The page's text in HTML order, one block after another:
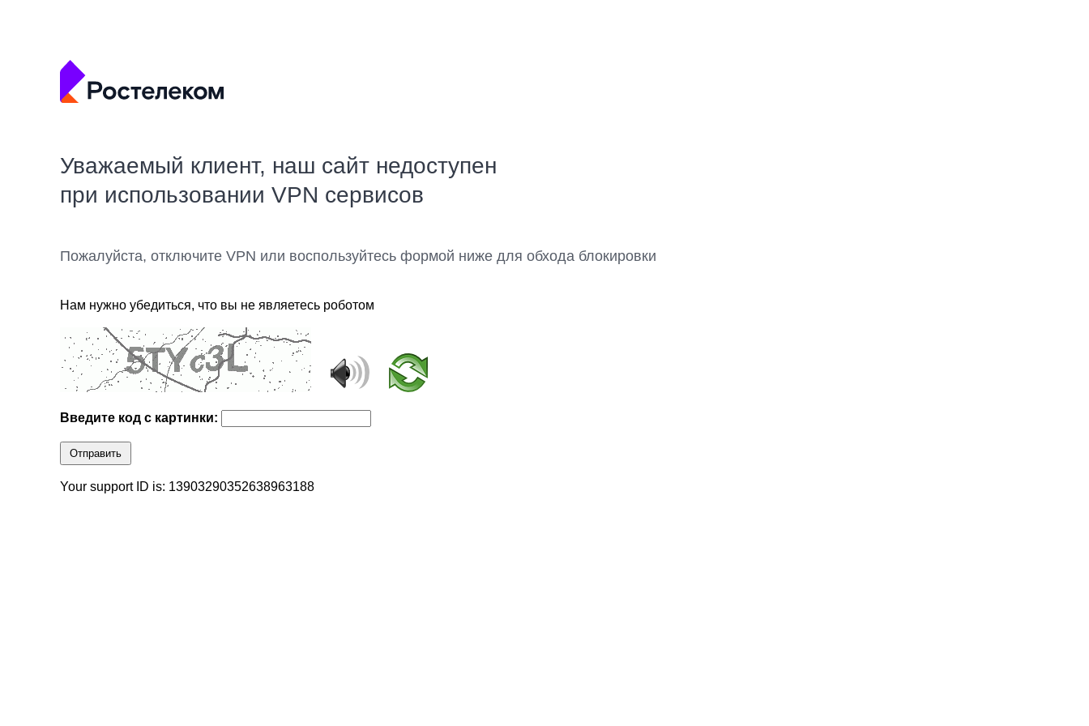
Уважаемый клиент, наш сайт недоступен
при использовании VPN сервисов
Пожалуйста, отключите VPN или воспользуйтесь формой ниже для обхода блокировки
Нам нужно убедиться, что вы не являетесь роботом
Введите код с картинки:
Отправить
Your support ID is: 13903290352638963188